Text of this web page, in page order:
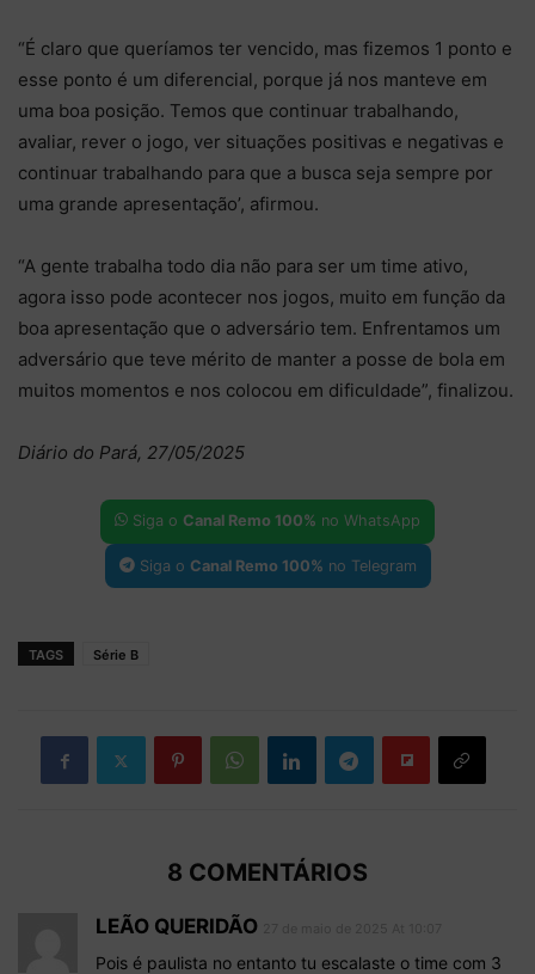
“É claro que queríamos ter vencido, mas fizemos 1 ponto e
esse ponto é um diferencial, porque já nos manteve em
uma boa posição. Temos que continuar trabalhando,
avaliar, rever o jogo, ver situações positivas e negativas e
continuar trabalhando para que a busca seja sempre por
uma grande apresentação’, afirmou.
“A gente trabalha todo dia não para ser um time ativo,
agora isso pode acontecer nos jogos, muito em função da
boa apresentação que o adversário tem. Enfrentamos um
adversário que teve mérito de manter a posse de bola em
muitos momentos e nos colocou em dificuldade”, finalizou.
Diário do Pará, 27/05/2025
Siga o Canal Remo 100% no WhatsApp
Siga o Canal Remo 100% no Telegram
TAGS Série B
8 COMENTÁRIOS
LEÃO QUERIDÃO
Pois é paulista no entanto tu escalaste o time com 3